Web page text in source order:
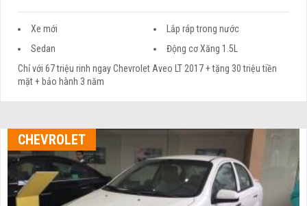
Xe mới
Lắp ráp trong nước
Sedan
Động cơ Xăng 1.5L
Chỉ với 67 triệu rinh ngay Chevrolet Aveo LT 2017 + tặng 30 triệu tiền
mặt + bảo hành 3 năm
CHEVROLET